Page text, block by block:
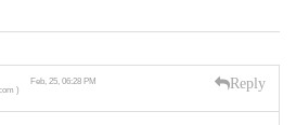
)
Feb, 25, 06:28 PM Reply